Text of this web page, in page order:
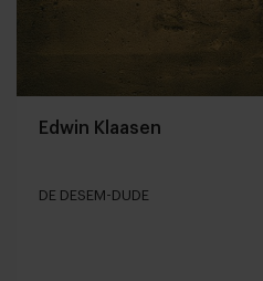
Edwin Klaasen
DE DESEM-DUDE